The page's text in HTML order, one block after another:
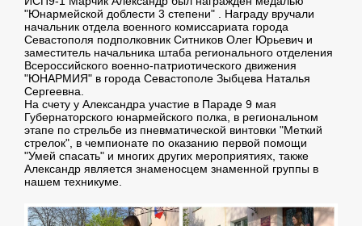
"Юнармейской доблести 3 степени" . Награду вручали
начальник отдела военного комиссариата города
Севастополя подполковник Ситников Олег Юрьевич и
заместитель начальника штаба регионального отделения
Всероссийского военно-патриотического движения
"ЮНАРМИЯ" в города Севастополе Зыбцева Наталья
Сергеевна.
На счету у Александра участие в Параде 9 мая
Губернаторского юнармейского полка, в региональном
этапе по стрельбе из пневматической винтовки "Меткий
стрелок", в чемпионате по оказанию первой помощи
"Умей спасать" и многих других мероприятиях, также
Александр является знаменосцем знаменной группы в
нашем техникуме.